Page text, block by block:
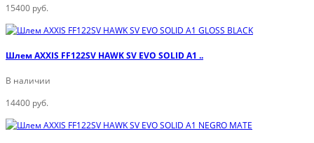
15400 руб.
Шлем AXXIS FF122SV HAWK SV EVO SOLID A1 ..
В наличии
14400 руб.